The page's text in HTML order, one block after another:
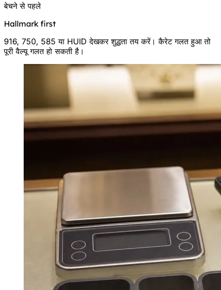
बेचने से पहले
Hallmark first
916, 750, 585 या HUID देखकर शुद्धता तय करें। कैरेट गलत हुआ तो
पूरी वैल्यू गलत हो सकती है।